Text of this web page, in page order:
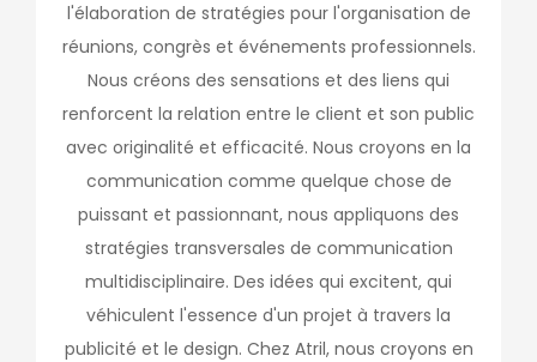
l'élaboration de stratégies pour l'organisation de
réunions, congrès et événements professionnels.
Nous créons des sensations et des liens qui
renforcent la relation entre le client et son public
avec originalité et efficacité. Nous croyons en la
communication comme quelque chose de
puissant et passionnant, nous appliquons des
stratégies transversales de communication
multidisciplinaire. Des idées qui excitent, qui
véhiculent l'essence d'un projet à travers la
publicité et le design. Chez Atril, nous croyons en